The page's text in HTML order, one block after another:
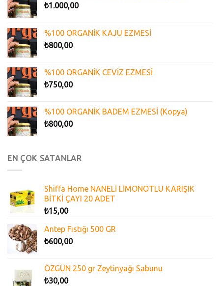
₺1.000,00
%100 ORGANİK KAJU EZMESİ
₺800,00
%100 ORGANİK CEVİZ EZMESİ
₺750,00
%100 ORGANİK BADEM EZMESİ (Kopya)
₺800,00
EN ÇOK SATANLAR
Shiffa Home NANELİ LİMONOTLU KARIŞIK
BİTKİ ÇAYI 20 ADET
₺15,00
Antep Fıstığı 500 GR
₺600,00
ÖZGÜN 250 gr Zeytinyağı Sabunu
₺30,00